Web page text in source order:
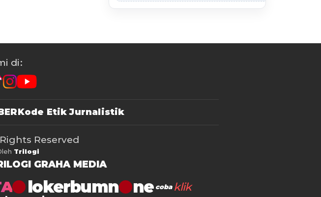
di:
Kode Etik Jurnalistik
Reserved
Trilogi
GRAHA MEDIA
lokerbumn coba klik